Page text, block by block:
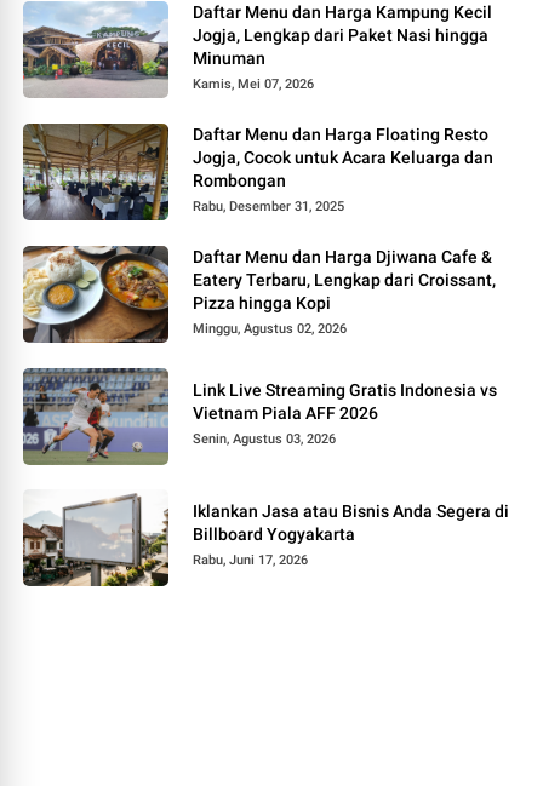
Daftar Menu dan Harga Kampung Kecil
Jogja, Lengkap dari Paket Nasi hingga
Minuman
Kamis, Mei 07, 2026
Daftar Menu dan Harga Floating Resto
Jogja, Cocok untuk Acara Keluarga dan
Rombongan
Rabu, Desember 31, 2025
Daftar Menu dan Harga Djiwana Cafe &
Eatery Terbaru, Lengkap dari Croissant,
Pizza hingga Kopi
Minggu, Agustus 02, 2026
Link Live Streaming Gratis Indonesia vs
Vietnam Piala AFF 2026
Senin, Agustus 03, 2026
Iklankan Jasa atau Bisnis Anda Segera di
Billboard Yogyakarta
Rabu, Juni 17, 2026